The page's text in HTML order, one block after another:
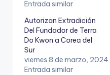
Entrada similar
Autorizan Extradición
Del Fundador de Terra
Do Kwon a Corea del
Sur
viernes 8 de marzo, 2024
Entrada similar